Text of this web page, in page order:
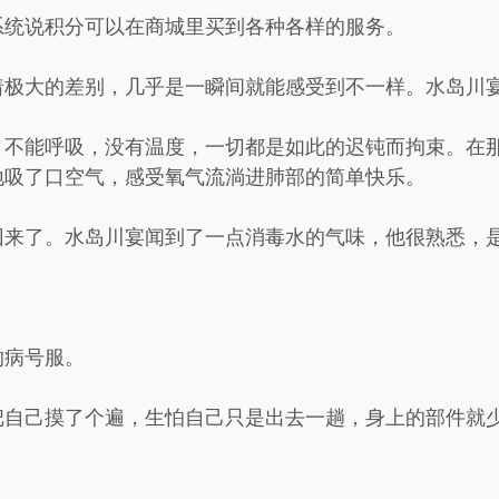
说积分可以在商城里买到各种各样的服务。
大的差别，几乎是一瞬间就能感受到不一样。水岛川
能呼吸，没有温度，一切都是如此的迟钝而拘束。在
了口空气，感受氧气流淌进肺部的简单快乐。
了。水岛川宴闻到了一点消毒水的气味，他很熟悉，
号服。
己摸了个遍，生怕自己只是出去一趟，身上的部件